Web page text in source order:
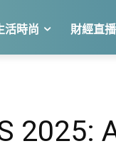
活時尚 財經直
2025: